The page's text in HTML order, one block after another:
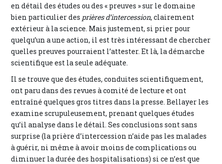
en détail des études ou des « preuves » sur le domaine
bien particulier des prières d’intercession, clairement
extérieur à la science. Mais justement, si prier pour
quelqu’un a une action, il est très intéressant de chercher
quelles preuves pourraient l’attester. Et là, la démarche
scientifique est la seule adéquate.
Il se trouve que des études, conduites scientifiquement,
ont paru dans des revues à comité de lecture et ont
entraîné quelques gros titres dans la presse. Bellayer les
examine scrupuleusement, prenant quelques études
qu’il analyse dans le détail. Ses conclusions sont sans
surprise (la prière d’intercession n’aide pas les malades
à guérir, ni même à avoir moins de complications ou
diminuer la durée des hospitalisations) si ce n’est que